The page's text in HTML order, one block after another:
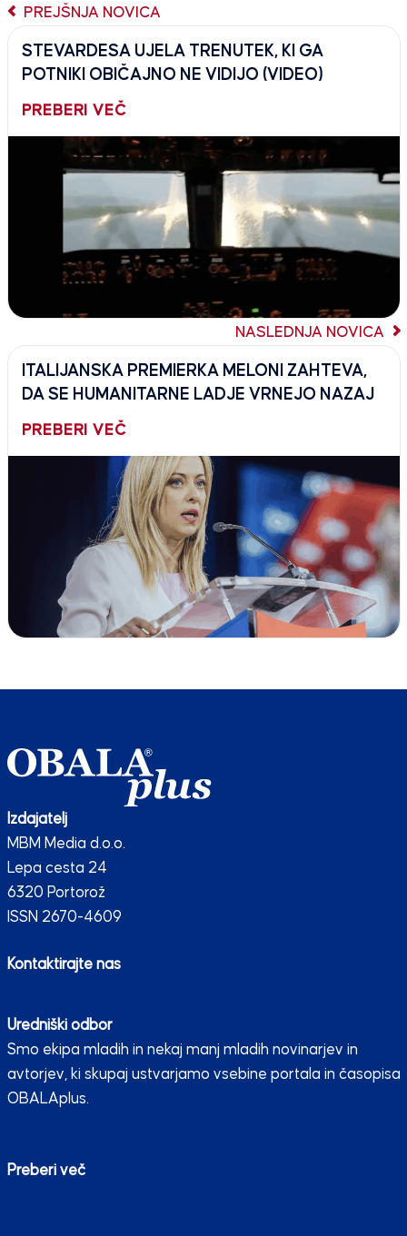
PREJŠNJA NOVICA
STEVARDESA UJELA TRENUTEK, KI GA
POTNIKI OBIČAJNO NE VIDIJO (VIDEO)
PREBERI VEČ
NASLEDNJA NOVICA
ITALIJANSKA PREMIERKA MELONI ZAHTEVA,
DA SE HUMANITARNE LADJE VRNEJO NAZAJ
PREBERI VEČ
Izdajatelj
MBM Media d.o.o.
Lepa cesta 24
6320 Portorož
ISSN 2670-4609
Kontaktirajte nas
Uredniški odbor
Smo ekipa mladih in nekaj manj mladih novinarjev in
avtorjev, ki skupaj ustvarjamo vsebine portala in časopisa
OBALAplus.
Preberi več